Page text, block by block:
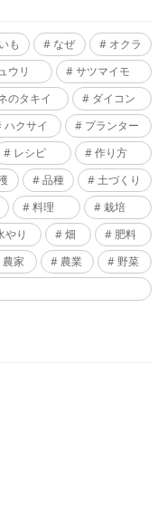
も なぜ
オクラ
ウリ
サツマイモ
のタキイ
ダイコン
ハクサイ
プランター
レシピ
作り方
品種
土づくり
料理
栽培
やり 畑
肥料
農家 農業
野菜